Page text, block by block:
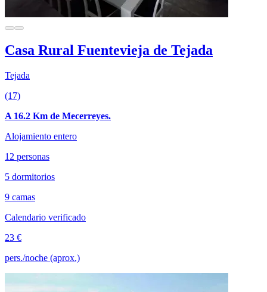
Casa Rural Fuentevieja de Tejada
Tejada
(17)
A 16.2 Km de Mecerreyes.
Alojamiento entero
12 personas
5 dormitorios
9 camas
Calendario verificado
23 €
pers./noche (aprox.)